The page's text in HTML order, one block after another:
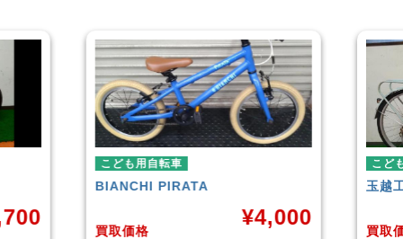
MAHALO JUNIOR
買取価格